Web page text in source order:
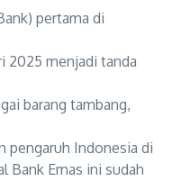
pertama di
2025 menjadi tanda
barang tambang,
pengaruh Indonesia di
Bank Emas ini sudah